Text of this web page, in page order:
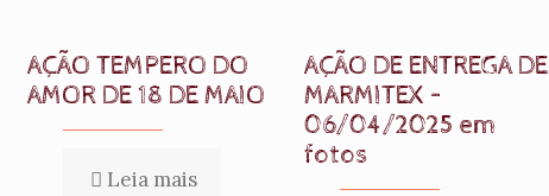
AÇÃO TEMPERO DO
AMOR DE 18 DE MAIO
Leia mais
AÇÃO DE ENTREGA DE
MARMITEX –
06/04/2025 em
fotos